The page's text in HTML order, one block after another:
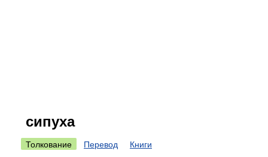
сипуха
Толкование Перевод Книги